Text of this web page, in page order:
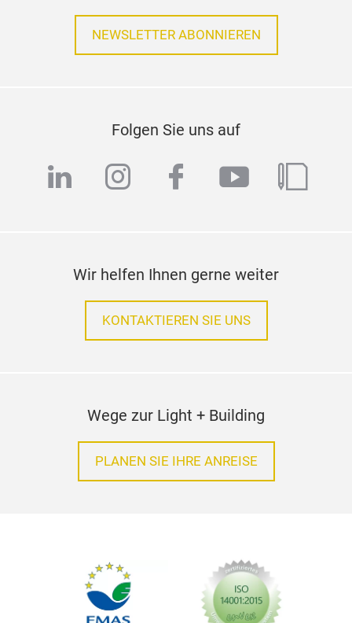
NEWSLETTER ABONNIEREN
Folgen Sie uns auf
linkedininstagram
facebook
youtube
blog
Wir helfen Ihnen gerne weiter
KONTAKTIEREN SIE UNS
Wege zur Light + Building
PLANEN SIE IHRE ANREISE